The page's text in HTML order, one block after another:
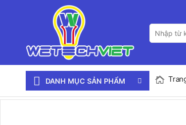
Tìm
kiếm:
DANH MỤC SẢN PHẨM